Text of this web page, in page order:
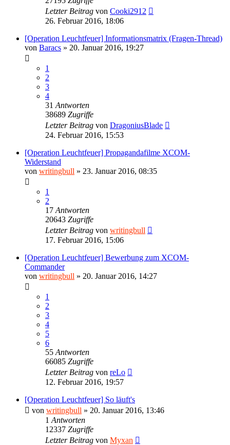
Letzter Beitrag von Cooki2912
26. Februar 2016, 18:06
[Operation Leuchtfeuer] Informationsmatrix (Fragen-Thread)
von Baracs » 20. Januar 2016, 19:27
1
2
3
4
31 Antworten
38689 Zugriffe
Letzter Beitrag von DragoniusBlade
24. Februar 2016, 15:53
[Operation Leuchtfeuer] Propagandafilme XCOM-
Widerstand
von writingbull » 23. Januar 2016, 08:35
1
2
17 Antworten
20643 Zugriffe
Letzter Beitrag von writingbull
17. Februar 2016, 15:06
[Operation Leuchtfeuer] Bewerbung zum XCOM-
Commander
von writingbull » 20. Januar 2016, 14:27
1
2
3
4
5
6
55 Antworten
66085 Zugriffe
Letzter Beitrag von reLo
12. Februar 2016, 19:57
[Operation Leuchtfeuer] So läuft's
von writingbull » 20. Januar 2016, 13:46
1 Antworten
12337 Zugriffe
Letzter Beitrag von Myxan